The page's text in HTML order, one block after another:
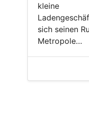
kleine
sich seinen
Metropole…